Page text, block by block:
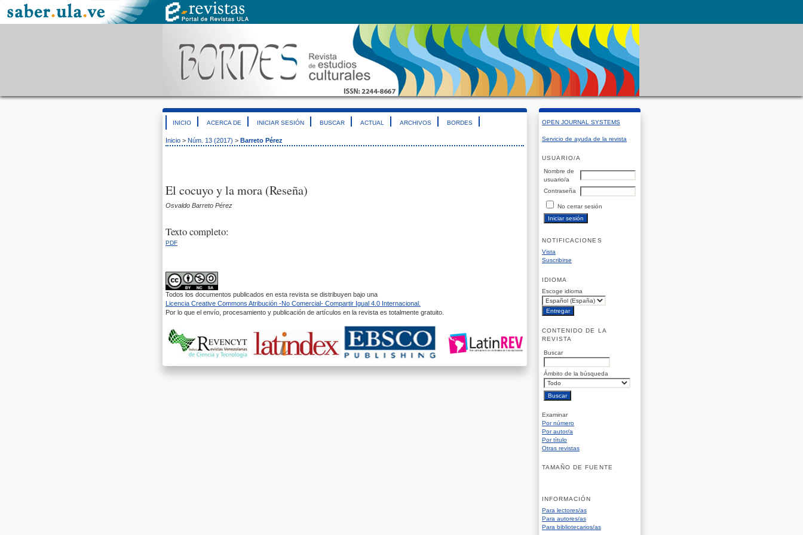
OPEN JOURNAL SYSTEMS
Servicio de ayuda de la revista
USUARIO/A
Nombre de
usuario/a
Contraseña
No cerrar sesión
NOTIFICACIONES
Vista
Suscribirse
IDIOMA
Escoge idioma
CONTENIDO DE LA
REVISTA
Buscar
Ámbito de la búsqueda
Examinar
Por número
Por autor/a
Por título
Otras revistas
TAMAÑO DE FUENTE
INFORMACIÓN
Para lectores/as
Para autores/as
Para bibliotecarios/as
INICIO ACERCA DE INICIAR SESIÓN BUSCAR ACTUAL ARCHIVOS BORDES
Inicio > Núm. 13 (2017) > Barreto Pérez
El cocuyo y la mora (Reseña)
Osvaldo Barreto Pérez
Texto completo:
PDF
Todos los documentos publicados en esta revista se distribuyen bajo una
Licencia Creative Commons Atribución -No Comercial- Compartir Igual 4.0 Internacional.
Por lo que el envío, procesamiento y publicación de artículos en la revista es totalmente gratuito.